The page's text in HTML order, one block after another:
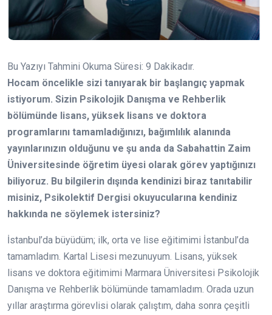
Bu Yazıyı Tahmini Okuma Süresi: 9 Dakikadır.
Hocam öncelikle sizi tanıyarak bir başlangıç yapmak
istiyorum. Sizin Psikolojik Danışma ve Rehberlik
bölümünde lisans, yüksek lisans ve doktora
programlarını tamamladığınızı, bağımlılık alanında
yayınlarınızın olduğunu ve şu anda da Sabahattin Zaim
Üniversitesinde öğretim üyesi olarak görev yaptığınızı
biliyoruz. Bu bilgilerin dışında kendinizi biraz tanıtabilir
misiniz, Psikolektif Dergisi okuyucularına kendiniz
hakkında ne söylemek istersiniz?
İstanbul’da büyüdüm; ilk, orta ve lise eğitimimi İstanbul’da
tamamladım. Kartal Lisesi mezunuyum. Lisans, yüksek
lisans ve doktora eğitimimi Marmara Üniversitesi Psikolojik
Danışma ve Rehberlik bölümünde tamamladım. Orada uzun
yıllar araştırma görevlisi olarak çalıştım, daha sonra çeşitli